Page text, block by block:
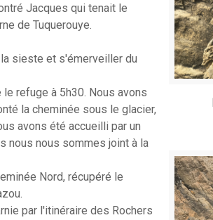
Jacques qui tenait le
de Tuquerouye.
sieste et s'émerveiller du
refuge à 5h30. Nous avons
la cheminée sous le glacier,
avons été accueilli par un
nous nous sommes joint à la
Nord, récupéré le
par l'itinéraire des Rochers